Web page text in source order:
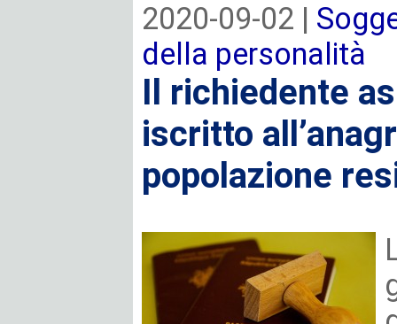
2020-09-02 |
della personalità
Il richiedente
iscritto
popolazione